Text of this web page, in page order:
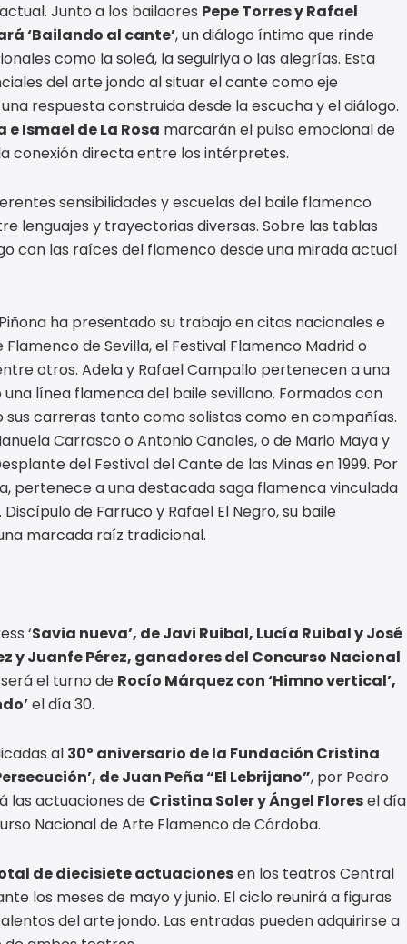
Junto a los bailaores Pepe Torres y Rafael
‘Bailando al cante’, un diálogo íntimo que rinde
como la soleá, la seguiriya o las alegrías. Esta
del arte jondo al situar el cante como eje
respuesta construida desde la escucha y el diálogo.
e Ismael de La Rosa marcarán el pulso emocional de
conexión directa entre los intérpretes.
sensibilidades y escuelas del baile flamenco
lenguajes y trayectorias diversas. Sobre las tablas
con las raíces del flamenco desde una mirada actual
ha presentado su trabajo en citas nacionales e
de Sevilla, el Festival Flamenco Madrid o
otros. Adela y Rafael Campallo pertenecen a una
línea flamenca del baile sevillano. Formados con
carreras tanto como solistas como en compañías.
Carrasco o Antonio Canales, o de Mario Maya y
del Festival del Cante de las Minas en 1999. Por
pertenece a una destacada saga flamenca vinculada
de Farruco y Rafael El Negro, su baile
marcada raíz tradicional.
‘Savia nueva’, de Javi Ruibal, Lucía Ruibal y José
y Juanfe Pérez, ganadores del Concurso Nacional
el turno de Rocío Márquez con ‘Himno vertical’,
el día 30.
al 30º aniversario de la Fundación Cristina
de Juan Peña “El Lebrijano”, por Pedro
las actuaciones de Cristina Soler y Ángel Floresel día
Nacional de Arte Flamenco de Córdoba.
de diecisiete actuacionesen los teatros Central
los meses de mayo y junio. El ciclo reunirá a figuras
del arte jondo. Las entradas pueden adquirirse a